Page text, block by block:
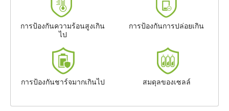
การป้องกันความร้อนสูงเกิน
ไป
การป้องกันการปล่อยเกิน
การป้องกันชาร์จมากเกินไป สมดุลของเซลล์